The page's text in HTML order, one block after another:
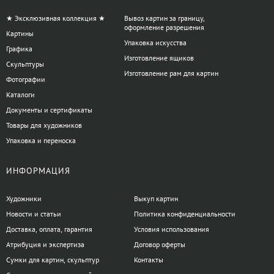
деталей и акцентов.
Тип обработки края
: ровный край подходит для ровного
нанесения краски, фигурный — для создания
декоративных штрихов и эффекта мазков.
: гибкие лопатки дают мягкий эффект, жесткие —
обеспечивают более выраженный рисунок.
Лопатки особенно востребованы художниками, работающими в
техниках импрессионизма и экспрессионизма, а также теми, кто
предпочитает экспериментировать с текстурой и объемом
материалов.
Есть вопросы по категории Лопатка?
★ Эксклюзивная коллекция ★
Картины
Графика
Скульптуры
Фотографии
Каталоги
Документы и сертификаты
Товары для художников
Упаковка и переноска
Вывоз картин за границу,
оформление разрешения
Упаковка искусства
Изготовление ящиков
Изготовление рам для картин
ИНФОРМАЦИЯ
Художники
Новости и статьи
Доставка, оплата, гарантия
Атрибуция и экспертиза
Сумки для картин, скульптур
Выкуп картин
Политика конфиденциальности
Условия использования
Договор оферты
Контакты